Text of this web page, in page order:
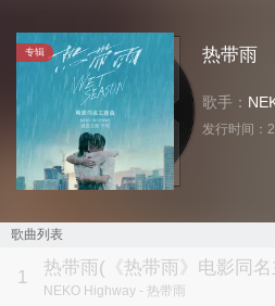
专辑 热带雨
歌手：
发行时间：
歌曲列表
1 热带雨(《热带雨》电影同
NEKO Highway - 热带雨